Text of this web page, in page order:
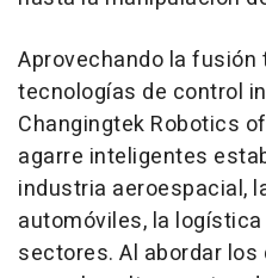
Aprovechando la
tecnologías de control
Changingtek Robotics
agarre inteligentes
industria aeroespacial,
automóviles, la
sectores. Al abordar